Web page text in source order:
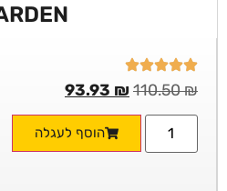
110.50₪
93.93 ₪
הוסף לעגלה